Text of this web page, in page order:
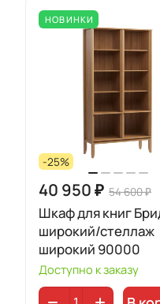
НОВИНКИ
-25%
40 950 ₽ 54 600 ₽
Шкаф для книг
широкий/стеллаж
широкий 90000
Доступно к заказу